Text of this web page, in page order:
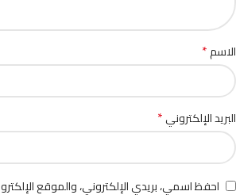
الاسم*
البريد الإلكتروني*
احفظ اسمي، بريدي الإلكتروني، والموقع